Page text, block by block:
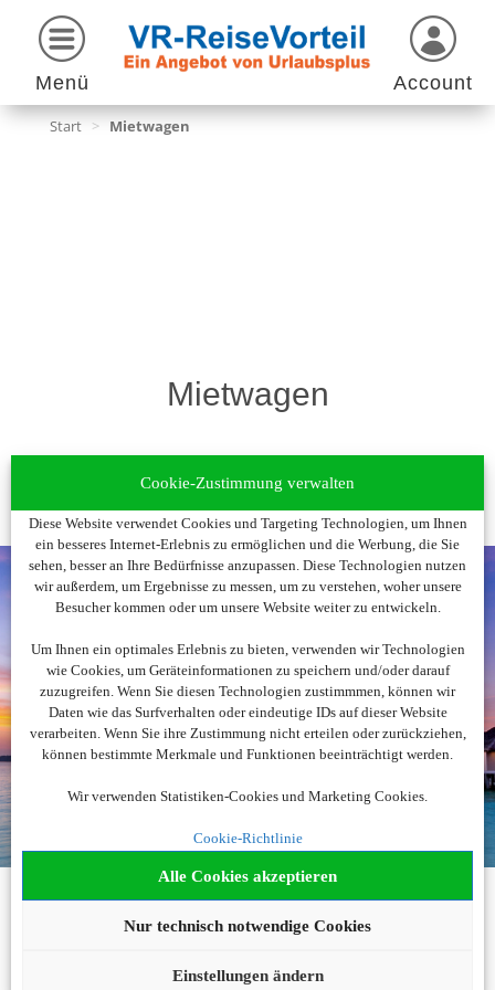
Cookie-Zustimmung verwalten
Diese Website verwendet Cookies und Targeting Technologien, um Ihnen
ein besseres Internet-Erlebnis zu ermöglichen und die Werbung, die Sie
sehen, besser an Ihre Bedürfnisse anzupassen. Diese Technologien nutzen
wir außerdem, um Ergebnisse zu messen, um zu verstehen, woher unsere
Besucher kommen oder um unsere Website weiter zu entwickeln.
Um Ihnen ein optimales Erlebnis zu bieten, verwenden wir Technologien
wie Cookies, um Geräteinformationen zu speichern und/oder darauf
zuzugreifen. Wenn Sie diesen Technologien zustimmmen, können wir
Daten wie das Surfverhalten oder eindeutige IDs auf dieser Website
verarbeiten. Wenn Sie ihre Zustimmung nicht erteilen oder zurückziehen,
können bestimmte Merkmale und Funktionen beeinträchtigt werden.
Wir verwenden Statistiken-Cookies und Marketing Cookies.
Cookie-Richtlinie
Alle Cookies akzeptieren
Nur technisch notwendige Cookies
Einstellungen ändern
Menü Account
Start > Mietwagen
Mietwagen
Noch nicht fündig
geworden?
Wir beraten Sie gerne!